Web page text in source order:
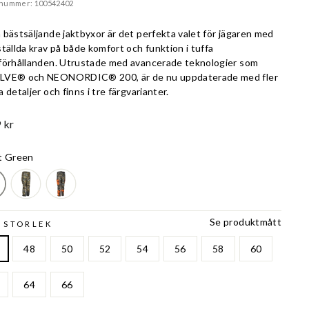
100542402
bästsäljande jaktbyxor är det perfekta valet för jägaren med
krav på både komfort och funktion i tuffa
Utrustade med avancerade teknologier som
och NEONORDIC® 200, är de nu uppdaterade med fler
detaljer och finns i tre färgvarianter.
kr
Green
Se produktmått
48 50 52 54 56 58 60
64 66